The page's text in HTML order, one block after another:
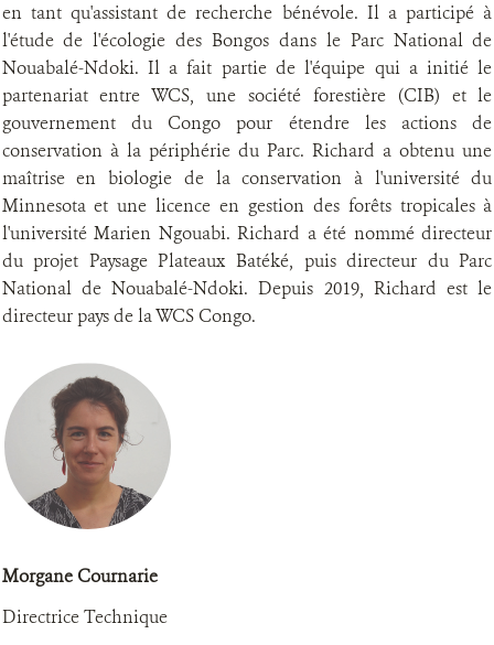
en tant qu'assistant de recherche bénévole. Il a participé à
l'étude de l'écologie des Bongos dans le Parc National de
Nouabalé-Ndoki. Il a fait partie de l'équipe qui a initié le
partenariat entre WCS, une société forestière (CIB) et le
gouvernement du Congo pour étendre les actions de
conservation à la périphérie du Parc. Richard a obtenu une
maîtrise en biologie de la conservation à l'université du
Minnesota et une licence en gestion des forêts tropicales à
l'université Marien Ngouabi. Richard a été nommé directeur
du projet Paysage Plateaux Batéké, puis directeur du Parc
National de Nouabalé-Ndoki. Depuis 2019, Richard est le
directeur pays de la WCS Congo.
Morgane Cournarie
Directrice Technique